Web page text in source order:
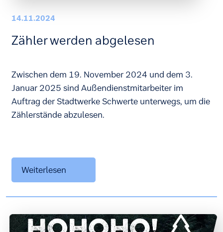
14.11.2024
Zähler werden abgelesen
Zwischen dem 19. November 2024 und dem 3.
Januar 2025 sind Außendienstmitarbeiter im
Auftrag der Stadtwerke Schwerte unterwegs, um die
Zählerstände abzulesen.
Weiterlesen